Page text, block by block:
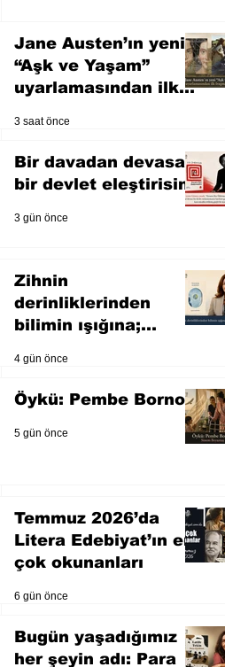
Jane Austen’ın yeni
“Aşk ve Yaşam”
uyarlamasından ilk
3 saat önce
Bir davadan devasa
bir devlet eleştirisine
3 gün önce
Zihnin
derinliklerinden
bilimin ışığına;
4 gün önce
Öykü: Pembe Bornoz
5 gün önce
Temmuz 2026’da
Litera Edebiyat’ın en
çok okunanları
6 gün önce
Bugün yaşadığımız
her şeyin adı: Para